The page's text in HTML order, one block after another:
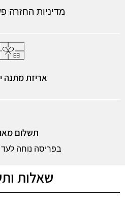
מדיניות החזרה
אריזת מתנה
תשלום
בפריסה נוחה לעד 6
שאלות